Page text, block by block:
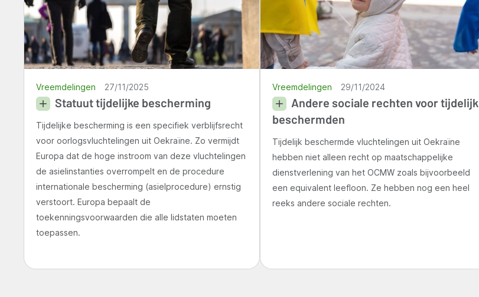
Statuut tijdelijke bescherming
Tijdelijke bescherming is een specifiek verblijfsrecht
voor oorlogsvluchtelingen uit Oekraïne. Zo vermijdt
Europa dat de hoge instroom van deze vluchtelingen
de asielinstanties overrompelt en de procedure
internationale bescherming (asielprocedure) ernstig
verstoort. Europa bepaalt de
toekenningsvoorwaarden die alle lidstaten moeten
toepassen.
Vreemdelingen 27/11/2025
Andere sociale rechten voor tijdelijk
beschermden
Tijdelijk beschermde vluchtelingen uit Oekraïne
hebben niet alleen recht op maatschappelijke
dienstverlening van het OCMW zoals bijvoorbeeld
een equivalent leefloon. Ze hebben nog een heel
reeks andere sociale rechten.
Vreemdelingen 29/11/2024